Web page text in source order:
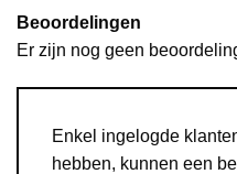
Beoordelingen
Er zijn nog geen
Enkel ingelogde
hebben, kunnen een